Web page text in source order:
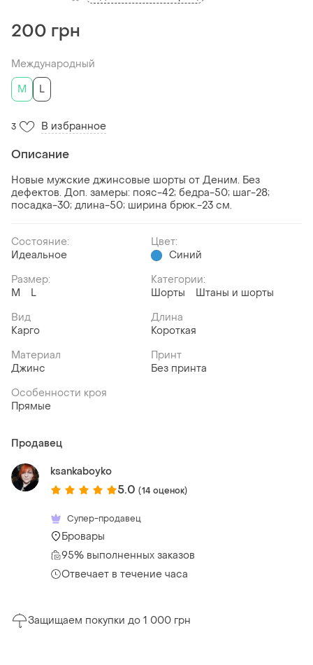
200 грн
Международный
M
L
3 В избранное
Описание
Новые мужские джинсовые шорты от Деним. Без
дефектов. Доп. замеры: пояс-42; бедра-50; шаг-28;
посадка-30; длина-50; ширина брюк.-23 см.
Состояние:
Идеальное
Цвет:
Синий
Размер:
M
L
Категории:
Шорты
Штаны и шорты
Вид
Карго
Длина
Короткая
Материал
Джинс
Принт
Без принта
Особенности кроя
Прямые
Продавец
ksankaboyko
5.0 (14 оценок)
Супер-продавец
Бровары
95% выполненных заказов
Отвечает в течение часа
Защищаем покупки до 1 000 грн